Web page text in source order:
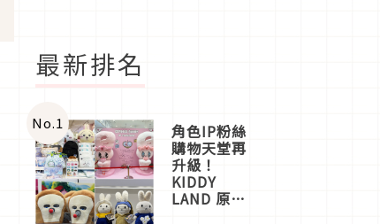
最新排名
No.1 角色IP粉絲
購物天堂再
升級！
KIDDY
LAND 原宿